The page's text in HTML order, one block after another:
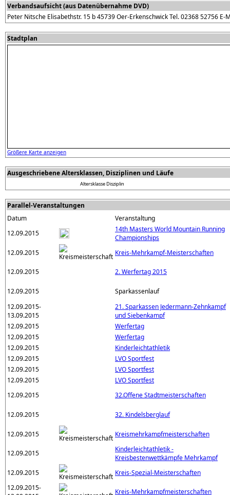
Verbandsaufsicht (aus Datenübernahme DVD)
Peter Nitsche Elisabethstr. 15 b 45739 Oer-Erkenschwick Tel. 02368 52756
Stadtplan
Größere Karte anzeigen
Ausgeschriebene Altersklassen, Disziplinen und Läufe
AltersklasseDisziplin
Parallel-Veranstaltungen
Datum
Veranstaltung
12.09.2015
14th Masters World Mountain Running
Championships
12.09.2015
Kreis-Mehrkampf-Meisterschaften
12.09.2015 2. Werfertag 2015
12.09.2015
Sparkassenlauf
12.09.2015-
13.09.2015
21. Sparkassen Jedermann-Zehnkampf
und Siebenkampf
12.09.2015
Werfertag
12.09.2015
Werfertag
12.09.2015
Kinderleichtathletik
12.09.2015
LVO Sportfest
12.09.2015
LVO Sportfest
12.09.2015
LVO Sportfest
12.09.2015
32.Offene Stadtmeisterschaften
12.09.2015 32. Kindelsberglauf
12.09.2015 Kreismehrkampfmeisterschaften
12.09.2015
Kinderleichtathletik -
Kreisbestenwettkämpfe Mehrkampf
12.09.2015
Kreis-Spezial-Meisterschaften
12.09.2015-
Kreis-Mehrkampfmeisterschaften